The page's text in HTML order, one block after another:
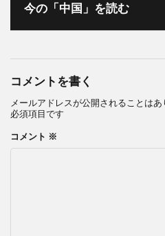
今の「中国」を読む
コメントを書く
メールアドレスが公開されることはあ
必須項目です
コメント ※